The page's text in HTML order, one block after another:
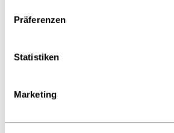
auszuschließen ist. Sie können Ihre
über dieCookie-Einstellungen
Präferenzen
Statistiken
Marketing